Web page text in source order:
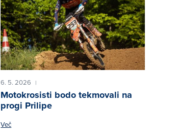
6. 5. 2026 |
Motokrosisti bodo tekmovali na
progi Prilipe
Več